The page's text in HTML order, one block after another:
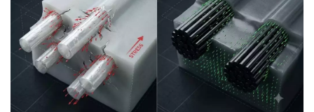
维相比，碳纤维在注塑成型过程中表现出更明显的流动诱导取
向，导致其各向异性显著。若缺乏优化的浇注系统和翘曲分
析，不均匀收缩会引发内部应力集中和尺寸变形。评估成本需
要从每公斤原材料价格转向每个零件的总成本和系统级效率。
碳纤维改性尼龙复合材料的价格可能是同等碳纤维填充聚酰胺
材料的 4 到 8 倍。这种初始成本差异常常令采购团队望而却